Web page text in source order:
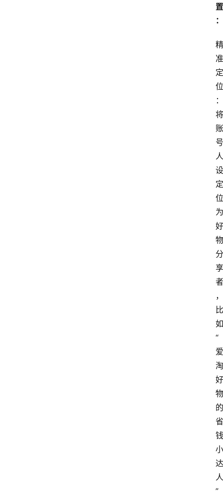
置
：
精
准
定
位
：
将
账
号
人
设
定
位
为
好
物
分
享
者
，
比
如
“
爱
淘
好
物
的
省
钱
小
达
人
”